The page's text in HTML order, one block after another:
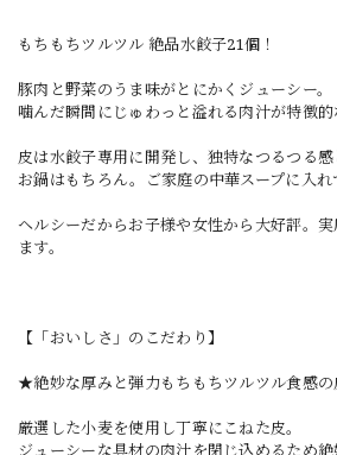
もちもちツルツル 絶品水餃子21個！
豚肉と野菜のうま味がとにかくジューシー。
噛んだ瞬間にじゅわっと溢れる肉汁が特徴的
皮は水餃子専用に開発し、独特なつるつる感
お鍋はもちろん。ご家庭の中華スープに入れ
ヘルシーだからお子様や女性から大好評。
ます。
【「おいしさ」のこだわり】
★絶妙な厚みと弾力もちもちツルツル食感の
厳選した小麦を使用し丁寧にこねた皮。
ジューシーな具材の肉汁を閉じ込めるため